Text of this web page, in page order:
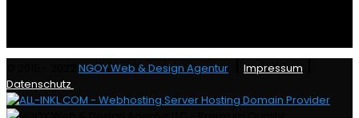
NGOY Web & Design Agentur Impressum
Datenschutz